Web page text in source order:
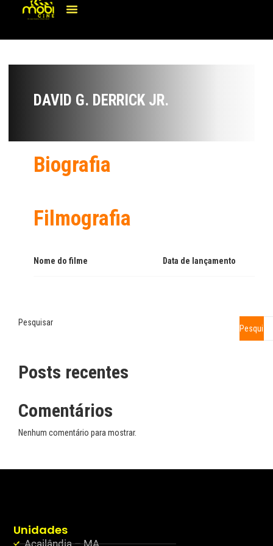
DAVID G. DERRICK JR.
Biografia
Filmografia
Nome do filme Data de lançamento
Pesquisar
Posts recentes
Comentários
Nenhum comentário para mostrar.
Unidades